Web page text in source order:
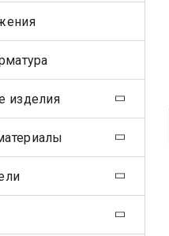
изделия